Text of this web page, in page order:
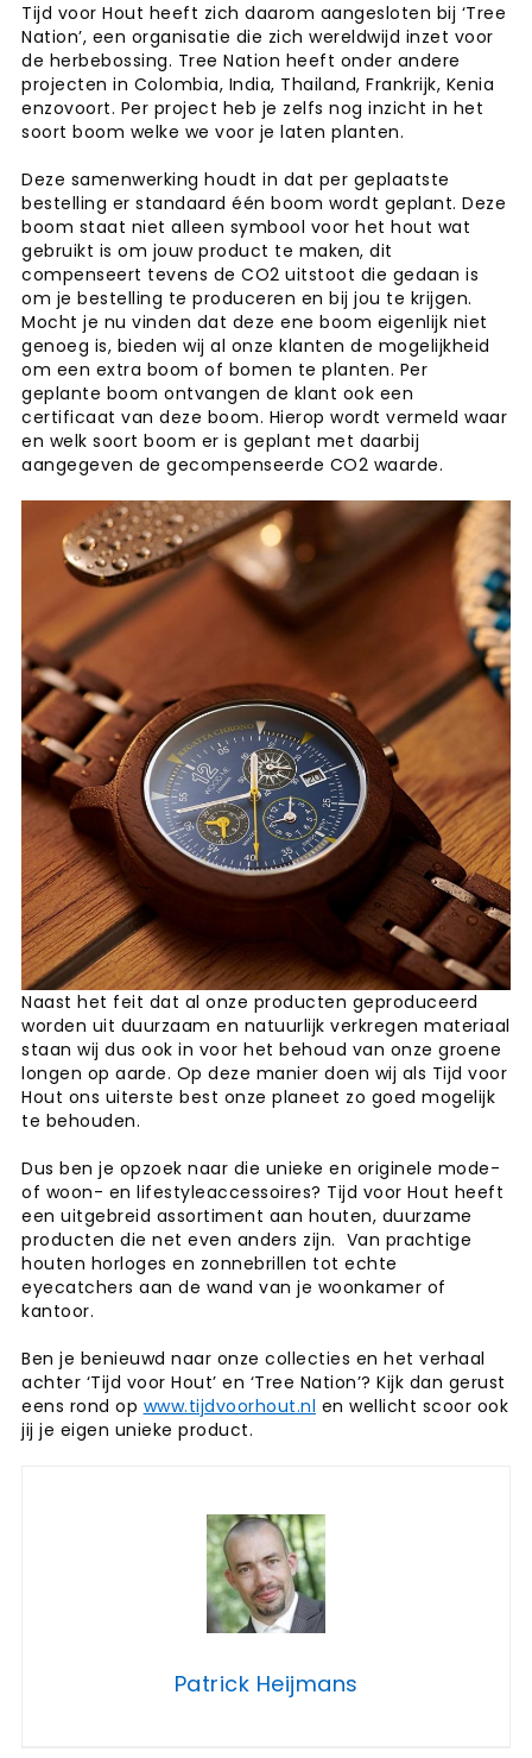
Tijd voor Hout heeft zich daarom aangesloten bij ‘Tree
Nation’, een organisatie die zich wereldwijd inzet voor
de herbebossing. Tree Nation heeft onder andere
projecten in Colombia, India, Thailand, Frankrijk, Kenia
enzovoort. Per project heb je zelfs nog inzicht in het
soort boom welke we voor je laten planten.
Deze samenwerking houdt in dat per geplaatste
bestelling er standaard één boom wordt geplant. Deze
boom staat niet alleen symbool voor het hout wat
gebruikt is om jouw product te maken, dit
compenseert tevens de CO2 uitstoot die gedaan is
om je bestelling te produceren en bij jou te krijgen.
Mocht je nu vinden dat deze ene boom eigenlijk niet
genoeg is, bieden wij al onze klanten de mogelijkheid
om een extra boom of bomen te planten. Per
geplante boom ontvangen de klant ook een
certificaat van deze boom. Hierop wordt vermeld waar
en welk soort boom er is geplant met daarbij
aangegeven de gecompenseerde CO2 waarde.
Naast het feit dat al onze producten geproduceerd
worden uit duurzaam en natuurlijk verkregen materiaal
staan wij dus ook in voor het behoud van onze groene
longen op aarde. Op deze manier doen wij als Tijd voor
Hout ons uiterste best onze planeet zo goed mogelijk
te behouden.
Dus ben je opzoek naar die unieke en originele mode-
of woon- en lifestyleaccessoires? Tijd voor Hout heeft
een uitgebreid assortiment aan houten, duurzame
producten die net even anders zijn. Van prachtige
houten horloges en zonnebrillen tot echte
eyecatchers aan de wand van je woonkamer of
kantoor.
Ben je benieuwd naar onze collecties en het verhaal
achter ‘Tijd voor Hout’ en ‘Tree Nation’? Kijk dan gerust
eens rond op www.tijdvoorhout.nl en wellicht scoor ook
jij je eigen unieke product.
Patrick Heijmans